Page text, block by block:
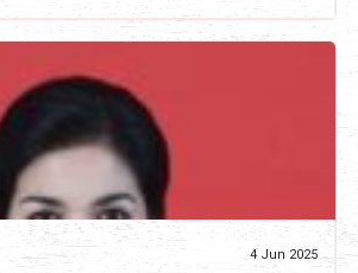
4 Jun 2025